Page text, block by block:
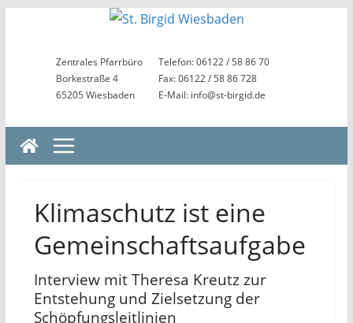
springenZentrales Pfarrbüro
Borkestraße 4
65205 Wiesbaden
Telefon: 06122 / 58 86 70
Fax: 06122 / 58 86 728
E-Mail: info@st-birgid.de
Klimaschutz ist eine
Gemeinschaftsaufgabe
Interview mit Theresa Kreutz zur
Entstehung und Zielsetzung der
Schöpfungsleitlinien